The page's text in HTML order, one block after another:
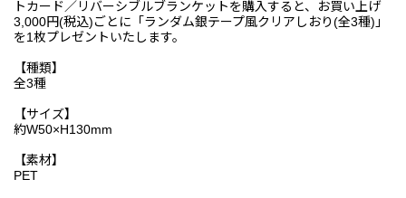
トカード／リバーシブルブランケットを購入すると、お買い上げ
3,000円(税込)ごとに「ランダム銀テープ風クリアしおり(全3種)」
を1枚プレゼントいたします。
【種類】
全3種
【サイズ】
約W50×H130mm
【素材】
PET